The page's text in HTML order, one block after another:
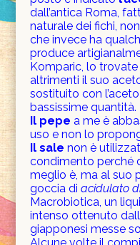
dall’antica Roma,
naturale dei fichi,
che invece ha
produce
Komparic, lo
altrimenti il suo
sostituito con
bassissime quantità.
Il pepe a me è
uso e non lo
Il sale non è
condimento perché
meglio è, ma al suo
goccia diacidulato
Macrobiotica, un
intenso ottenuto
giapponesi messe